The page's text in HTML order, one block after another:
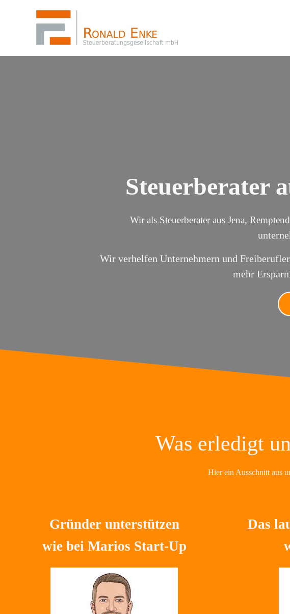
Steuerberater
Wir als Steuerberater aus Jena,
Wir verhelfen Unternehmern und
mehr
Was erledigt
Hier ein Ausschnitt aus
Gründer unterstützen
wie bei Marios Start-Up
Das